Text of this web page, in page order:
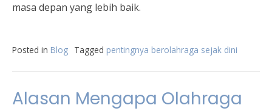
masa depan yang lebih baik.
Posted in Blog Tagged pentingnya berolahraga sejak dini
Alasan Mengapa Olahraga